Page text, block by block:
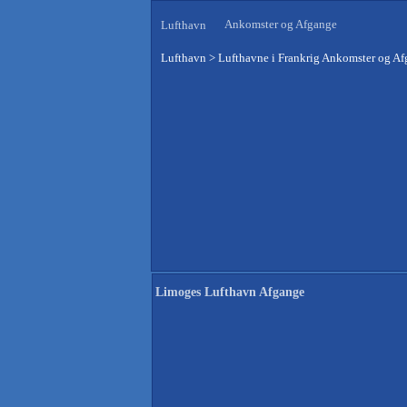
Lufthavn Ankomster og Afgange
Lufthavn > Lufthavne i Frankrig Ankomster og
Limoges Lufthavn Afgange